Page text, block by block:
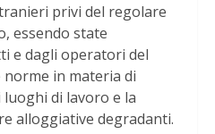
privi del regolare
essendo state
e dagli operatori del
in materia di
di lavoro e la
alloggiative degradanti.